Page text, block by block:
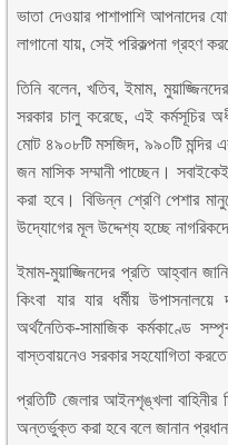
ভাতা দেওয়ার পাশাপাশি আপনাদের
লাগানো যায়, সেই পরিকল্পনা গ্রহণ
তিনি বলেন, খতিব, ইমাম,
সরকার চালু করেছে, এই কর্মসূচির
মোট ৪৯০৮টি মসজিদ, ৯৯০টি মন্দির
জন মাসিক সম্মানী পাচ্ছেন।
করা হবে। বিভিন্ন শ্রেণি পেশার
উদ্যোগের মূল উদ্দেশ্য হচ্ছে
ইমাম-মুয়াজ্জিনদের প্রতি আহ্বান
কিংবা যার যার ধর্মীয় উপাসনালয়ে
অর্থনৈতিক-সামাজিক কর্মকাণ্ডে
বাস্তবায়নেও সরকার সহযোগিতা
প্রতিটি জেলার আইনশৃঙ্খলা বাহিনীর
অন্তর্ভুক্ত করা হবে বলে জানান